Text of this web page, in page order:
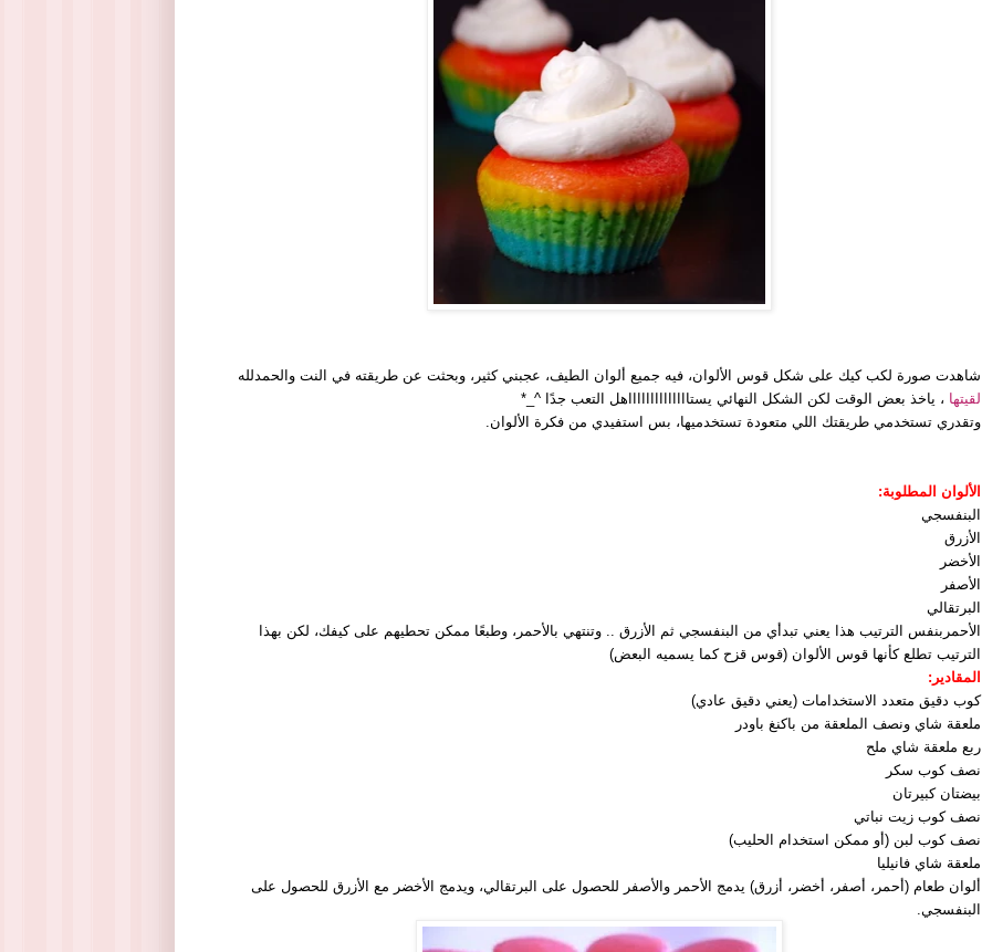
شاهدت صورة لكب كيك على شكل قوس الألوان، فيه جميع ألوان الطيف، عجبني كثير، وبحثت عن طريقته في النت والحمدلله
لقيتها ، ياخذ بعض الوقت لكن الشكل النهائي يستااااااااااااااهل التعب جدًا ^_*
وتقدري تستخدمي طريقتك اللي متعودة تستخدميها، بس استفيدي من فكرة الألوان.
الألوان المطلوبة:
البنفسجي
الأزرق
الأخضر
الأصفر
البرتقالي
الأحمر بنفس الترتيب هذا يعني تبدأي من البنفسجي ثم الأزرق .. وتنتهي بالأحمر، وطبعًا ممكن تحطيهم على كيفك، لكن بهذا
الترتيب تطلع كأنها قوس الألوان (قوس قزح كما يسميه البعض)
المقادير:
كوب دقيق متعدد الاستخدامات (يعني دقيق عادي)
ملعقة شاي ونصف الملعقة من باكنغ باودر
ربع ملعقة شاي ملح
نصف كوب سكر
بيضتان كبيرتان
نصف كوب زيت نباتي
نصف كوب لبن (أو ممكن استخدام الحليب)
ملعقة شاي فانيليا
ألوان طعام (أحمر، أصفر، أخضر، أزرق) يدمج الأحمر والأصفر للحصول على البرتقالي، ويدمج الأخضر مع الأزرق للحصول على
البنفسجي.